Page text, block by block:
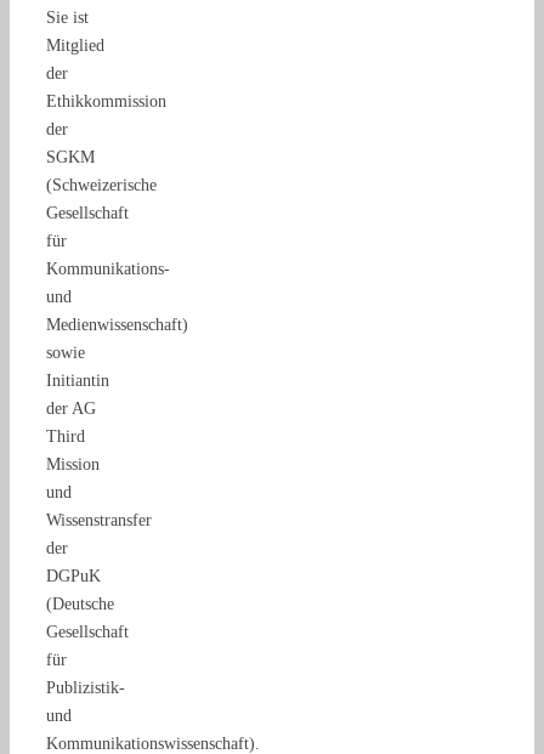
Sie ist
Mitglied
der
Ethikkommission
der
SGKM
(Schweizerische
Gesellschaft
für
Kommunikations-
und
Medienwissenschaft)
sowie
Initiantin
der AG
Third
Mission
und
Wissenstransfer
der
DGPuK
(Deutsche
Gesellschaft
für
Publizistik-
und
Kommunikationswissenschaft).